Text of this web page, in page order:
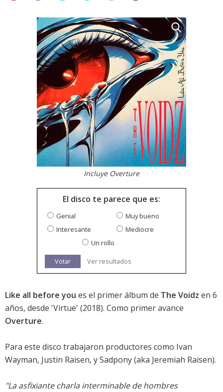
Incluye Overture
El disco te parece que es:
Genial
Muy bueno
Interesante
Mediocre
Un rollo
Votar Ver resultados
Like all before you es el primer álbum de The Voidz en 6
años, desde 'Virtue' (2018). Como primer avance
Overture.
Para este disco trabajaron productores como Ivan
Wayman, Justin Raisen, y Sadpony (aka Jeremiah Raisen).
"La asfixiante charla interminable de hombres